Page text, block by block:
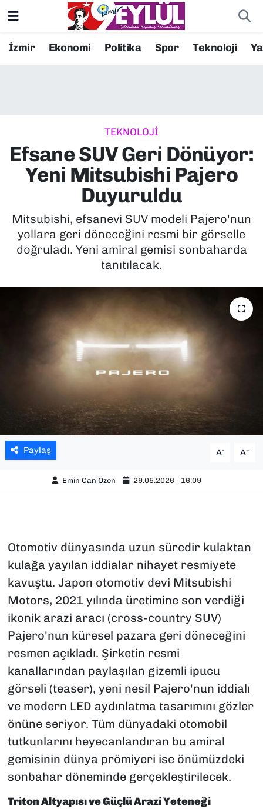
İzmir Ekonomi Politika Spor Teknoloji
TEKNOLOJİ
Efsane SUV Geri Dönüyor:
Yeni Mitsubishi Pajero
Duyuruldu
Mitsubishi, efsanevi SUV modeli Pajero'nun
yollara geri döneceğini resmi bir görselle
doğruladı. Yeni amiral gemisi sonbaharda
tanıtılacak.
Paylaş A- A+
Emin Can Özen 29.05.2026 - 16:09
Otomotiv dünyasında uzun süredir kulaktan
kulağa yayılan iddialar nihayet resmiyete
kavuştu. Japon otomotiv devi Mitsubishi
Motors, 2021 yılında üretimine son verdiği
ikonik arazi aracı (cross-country SUV)
Pajero'nun küresel pazara geri döneceğini
resmen açıkladı. Şirketin resmi
kanallarından paylaşılan gizemli ipucu
görseli (teaser), yeni nesil Pajero'nun iddialı
ve modern LED aydınlatma tasarımını gözler
önüne seriyor. Tüm dünyadaki otomobil
tutkunlarını heyecanlandıran bu amiral
gemisinin dünya prömiyeri ise önümüzdeki
sonbahar döneminde gerçekleştirilecek.
Triton Altyapısı ve Güçlü Arazi Yeteneği
Resmi İlanlar
EKONOMİ
KÜLTÜR SANAT
MAGAZİN
POLİTİKA
SAĞLIK
SPOR
TEKNOLOJİ
YAŞAM
YEREL YÖNETİMLER
Konak Nöbetçi Eczaneler
Süper Lig Puan Durumu ve Fikstür
Tüm Manşetler
Son Dakika Haberleri
Haber Arşivi